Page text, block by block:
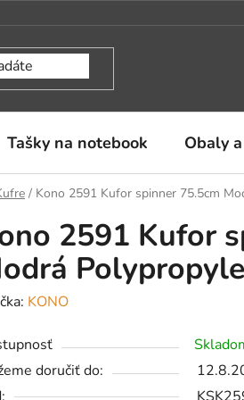
Tašky na notebook Obaly
/ Kono 2591 Kufor spinner 75.5cm
2591 Kufor
KONO
doručiť do: